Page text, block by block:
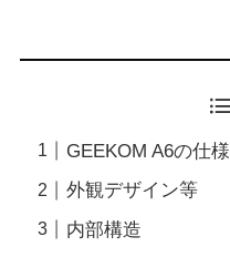
GEEKOM A6の仕様
外観デザイン等
内部構造